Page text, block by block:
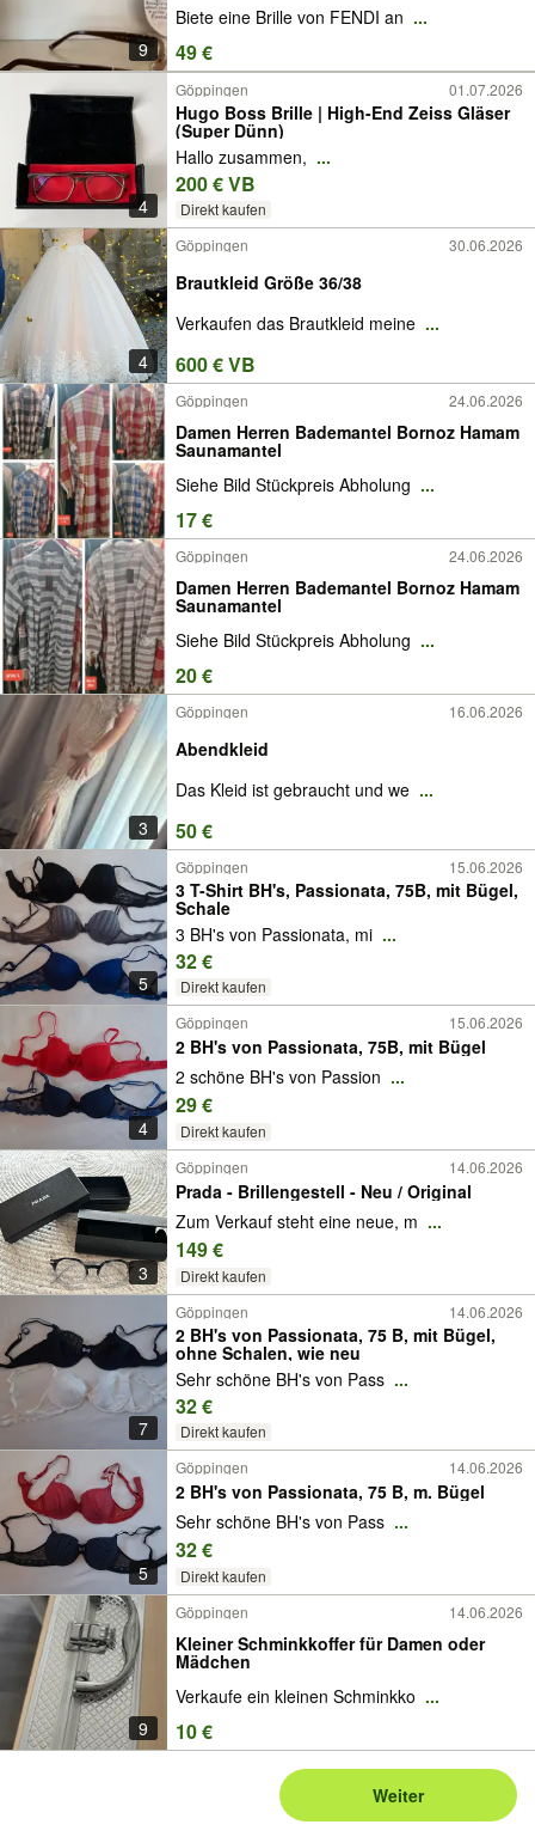
9
Biete eine Brille von FENDI an ...
49 €
4
Göppingen 01.07.2026
Hugo Boss Brille | High-End Zeiss Gläser
(Super Dünn)
Hallo zusammen, ...
200 € VB
Direkt kaufen
4
Göppingen 30.06.2026
Brautkleid Größe 36/38
Verkaufen das Brautkleid meine ...
600 € VB
Göppingen 24.06.2026
Damen Herren Bademantel Bornoz Hamam
Saunamantel
Siehe Bild Stückpreis Abholung ...
17 €
Göppingen 24.06.2026
Damen Herren Bademantel Bornoz Hamam
Saunamantel
Siehe Bild Stückpreis Abholung ...
20 €
3
Göppingen 16.06.2026
Abendkleid
Das Kleid ist gebraucht und we ...
50 €
5
Göppingen 15.06.2026
3 T-Shirt BH's, Passionata, 75B, mit Bügel,
Schale
3 BH's von Passionata, mi ...
32 €
Direkt kaufen
4
Göppingen 15.06.2026
2 BH's von Passionata, 75B, mit Bügel
2 schöne BH's von Passion ...
29 €
Direkt kaufen
3
Göppingen 14.06.2026
Prada - Brillengestell - Neu / Original
Zum Verkauf steht eine neue, m ...
149 €
Direkt kaufen
7
Göppingen 14.06.2026
2 BH's von Passionata, 75 B, mit Bügel,
ohne Schalen, wie neu
Sehr schöne BH's von Pass ...
32 €
Direkt kaufen
5
Göppingen 14.06.2026
2 BH's von Passionata, 75 B, m. Bügel
Sehr schöne BH's von Pass ...
32 €
Direkt kaufen
9
Göppingen 14.06.2026
Kleiner Schminkkoffer für Damen oder
Mädchen
Verkaufe ein kleinen Schminkko ...
10 €
Weiter